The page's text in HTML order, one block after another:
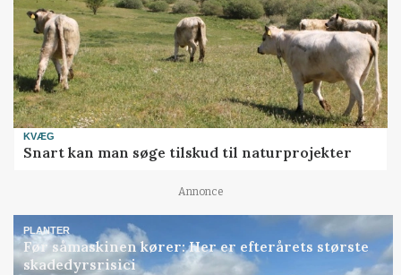
KVÆG
Snart kan man søge tilskud til naturprojekter
Annonce
PLANTER
Før såmaskinen kører: Her er efterårets største
skadedyrsrisici